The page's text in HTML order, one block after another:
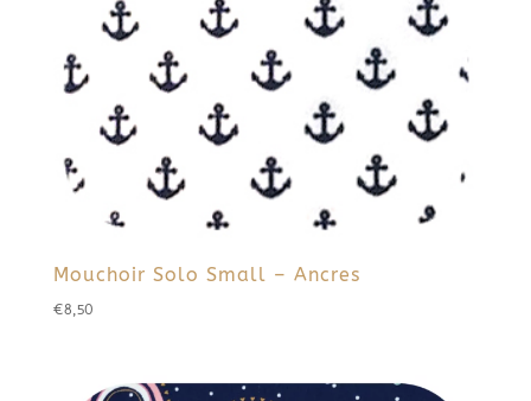
Mouchoir Solo Small – Ancres
€8,50